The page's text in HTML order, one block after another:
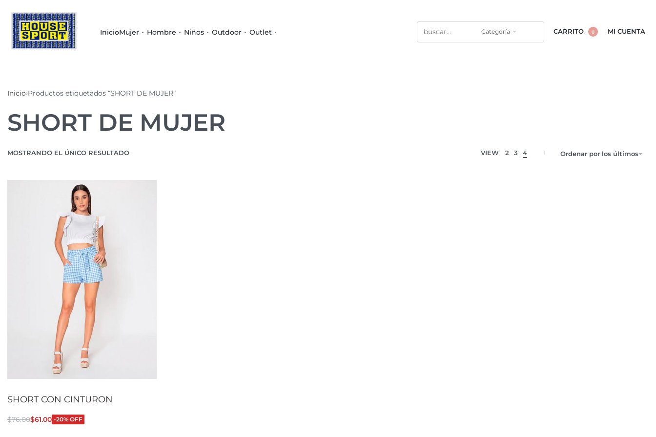
InicioMujer Hombre Niños Outdoor Outlet Categoría CARRITO 0 MI CUENTA
Inicio›Productos etiquetados “SHORT DE MUJER”
SHORT DE MUJER
MOSTRANDO EL ÚNICO RESULTADO VIEW 2 3 4 Ordenar por los últimos
SHORT CON CINTURON
$76.00$61.00 -20% OFF